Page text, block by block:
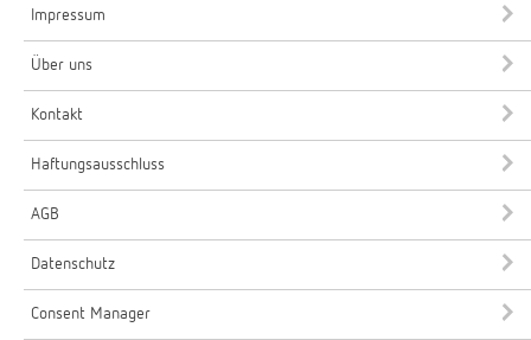
Impressum
Über uns
Kontakt
Haftungsausschluss
AGB
Datenschutz
Consent Manager